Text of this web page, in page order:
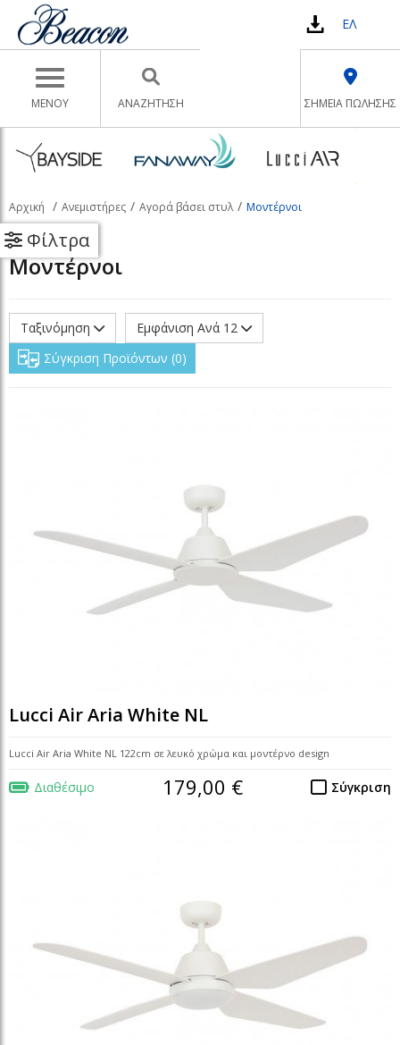
Toggle navigation
ΜΕΝΟΥ
ΕΛ
ΣΗΜΕΙΑ ΠΩΛΗΣΗΣ
ΑΝΑΖΉΤΗΣΗ
Αρχική Ανεμιστήρες Αγορά βάσει στυλ Μοντέρνοι
Φίλτρα
Μοντέρνοι
Ταξινόμηση
Εμφάνιση Ανά 12
Σύγκριση Προϊόντων 0
Lucci Air Aria White NL
Lucci Air Aria White NL 122cm σε λευκό χρώμα και μοντέρνο design
Διαθέσιμο Σύγκριση
179,00 €